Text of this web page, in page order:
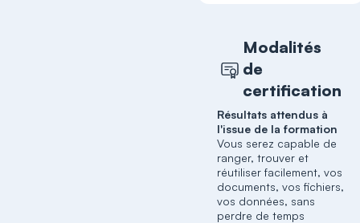
Modalités
de
certification
Résultats attendus à
l'issue de la formation
Vous serez capable de
ranger, trouver et
réutiliser facilement, vos
documents, vos fichiers,
vos données, sans
perdre de temps